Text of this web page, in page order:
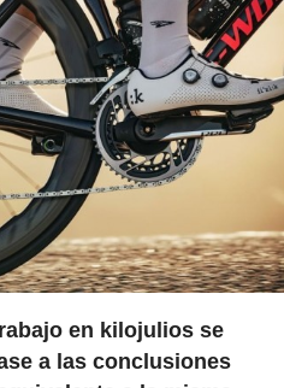
en kilojulios se
a las conclusiones